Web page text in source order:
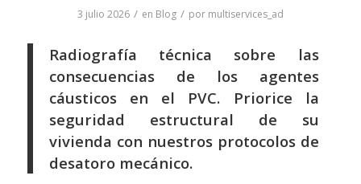
3 julio 2026 / en Blog / por multiservices_ad
Radiografía técnica sobre las
consecuencias de los agentes
cáusticos en el PVC. Priorice la
seguridad estructural de su
vivienda con nuestros protocolos de
desatoro mecánico.